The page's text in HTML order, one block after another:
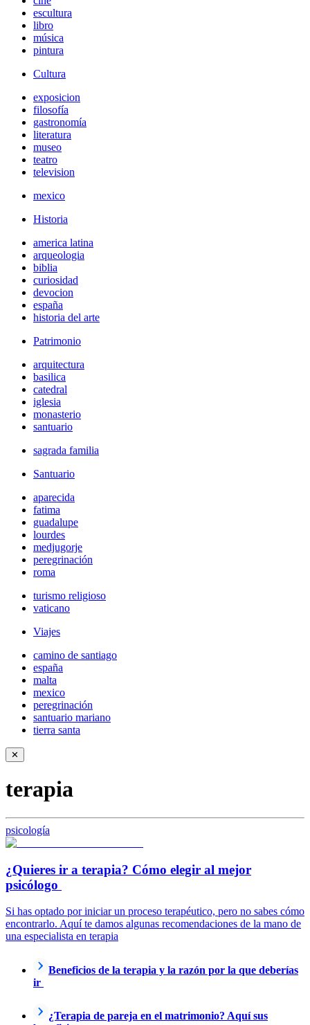
escultura
libro
música
pintura
Cultura
exposicion
filosofía
gastronomía
literatura
museo
teatro
television
mexico
Historia
america latina
arqueologia
biblia
curiosidad
devocion
españa
historia del arte
Patrimonio
arquitectura
basilica
catedral
iglesia
monasterio
santuario
sagrada familia
Santuario
aparecida
fatima
guadalupe
lourdes
medjugorje
peregrinación
roma
turismo religioso
vaticano
Viajes
camino de santiago
españa
malta
mexico
peregrinación
santuario mariano
tierra santa
✕
terapia
psicología
¿Quieres ir a terapia? Cómo elegir al mejor
psicólogo
Si has optado por iniciar un proceso terapéutico, pero no sabes cómo
encontrarlo. Aquí te damos algunas recomendaciones de la mano de
una especialista en terapia
Beneficios de la terapia y la razón por la que deberías
ir
¿Terapia de pareja en el matrimonio? Aquí sus